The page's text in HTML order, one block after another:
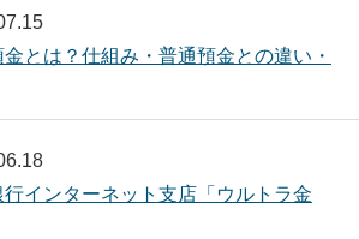
金とは？仕組み・普通預金との違い・
行インターネット支店「ウルトラ金